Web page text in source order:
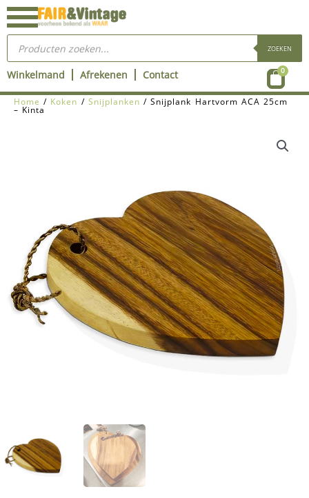
Ga
naar
inhoud
Producten
zoeken ZOEKEN
Winkelmand Afrekenen Contact 0
Home / Koken / Snijplanken / Snijplank Hartvorm ACA 25cm
– Kinta